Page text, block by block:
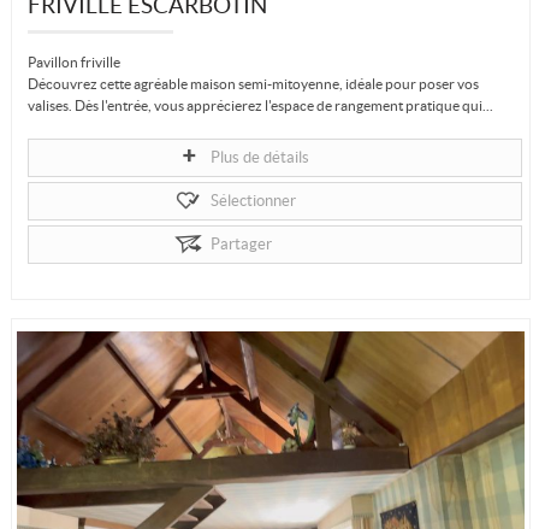
Pavillon friville
Découvrez cette agréable maison semi-mitoyenne, idéale pour poser vos
valises. Dès l'entrée, vous apprécierez l'espace de rangement pratique qui...
Plus de détails
Sélectionner
Partager